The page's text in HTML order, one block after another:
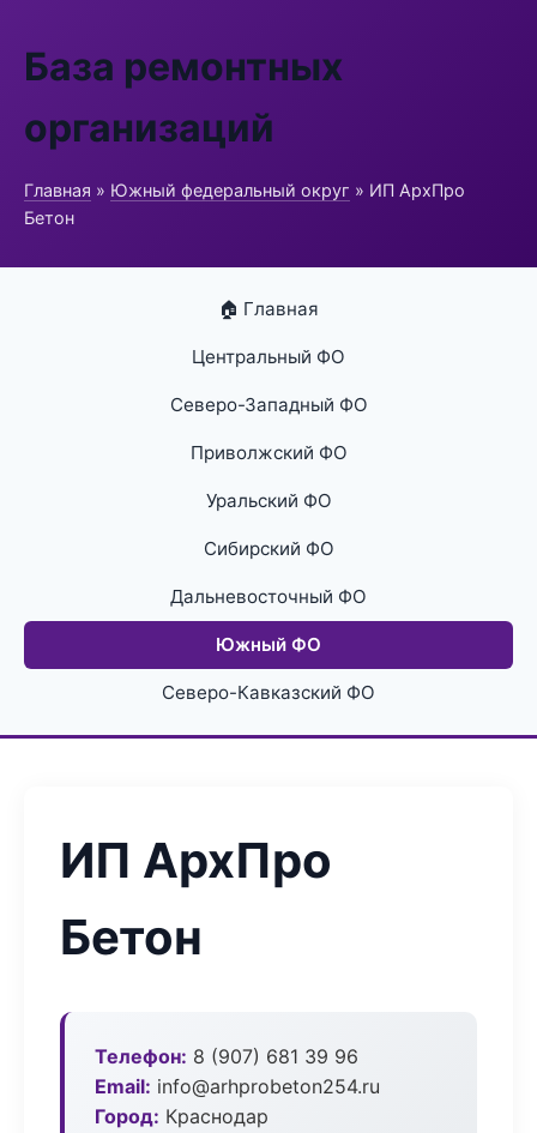
База ремонтных
организаций
Главная » Южный федеральный округ » ИП АрхПро
Бетон
🏠 Главная
Центральный ФО
Северо-Западный ФО
Приволжский ФО
Уральский ФО
Сибирский ФО
Дальневосточный ФО
Южный ФО
Северо-Кавказский ФО
ИП АрхПро
Бетон
Телефон: 8 (907) 681 39 96
Email: info@arhprobeton254.ru
Город: Краснодар